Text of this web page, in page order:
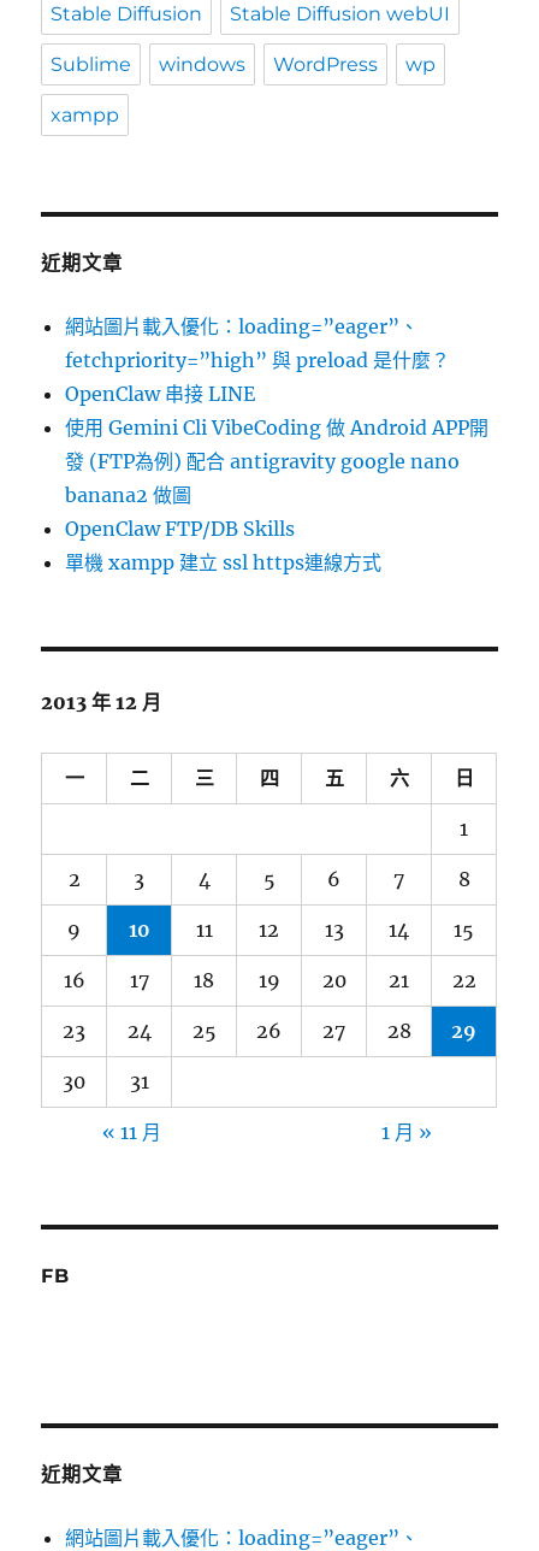
Stable Diffusion Stable Diffusion webUI
Sublime windows WordPress wp
xampp
近期文章
網站圖片載入優化：loading=”eager”、
fetchpriority=”high” 與 preload 是什麼？
OpenClaw 串接 LINE
使用 Gemini Cli VibeCoding 做 Android APP開
發 (FTP為例) 配合 antigravity google nano
banana2 做圖
OpenClaw FTP/DB Skills
單機 xampp 建立 ssl https連線方式
2013 年 12 月
一 二 三 四 五 六 日
1
2 3 4 5 6 7 8
9 10 11 12 13 14 15
16 17 18 19 20 21 22
23 24 25 26 27 28 29
30 31
« 11 月 1 月 »
FB
近期文章
網站圖片載入優化：loading=”eager”、